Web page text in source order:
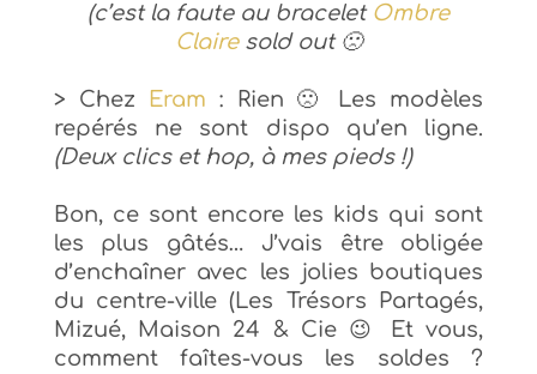
(c’est la faute au bracelet Ombre
Clairesold out 🙁
> Chez Eram : Rien 🙁 Les modèles
repérés ne sont dispo qu’en ligne.
(Deux clics et hop, à mes pieds !)
Bon, ce sont encore les kids qui sont
les plus gâtés… J’vais être obligée
d’enchaîner avec les jolies boutiques
du centre-ville (Les Trésors Partagés,
Mizué, Maison 24 & Cie 😉
Et vous,
comment faîtes-vous les soldes ?